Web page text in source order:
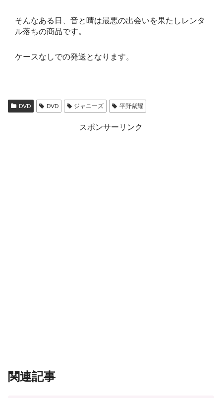
そんなある日、音と晴は最悪の出会いを果たしレンタ
ル落ちの商品です。
ケースなしでの発送となります。
DVD DVD ジャニーズ 平野紫耀
スポンサーリンク
関連記事